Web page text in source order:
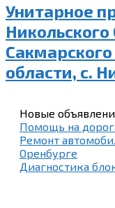
Унитарное
Никольского
области, с.
Новые
Помощь на
Ремонт
Оренбурге
Диагностика